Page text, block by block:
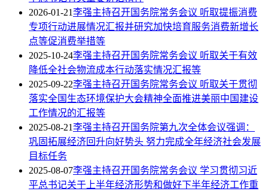
2026-01-21李强主持召开国务院常务会议 听取提振消费
专项行动进展情况汇报并研究加快培育服务消费新增长
点等促消费举措等
2025-10-24李强主持召开国务院常务会议 听取关于有效
降低全社会物流成本行动落实情况汇报等
2025-09-22李强主持召开国务院常务会议 听取关于贯彻
落实全国生态环境保护大会精神全面推进美丽中国建设
工作情况的汇报等
2025-08-21李强主持召开国务院第九次全体会议强调：
巩固拓展经济回升向好势头 努力完成全年经济社会发展
目标任务
2025-08-07李强主持召开国务院常务会议 学习贯彻习近
平总书记关于上半年经济形势和做好下半年经济工作重